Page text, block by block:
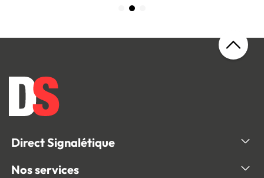
Direct Signalétique
Nos services